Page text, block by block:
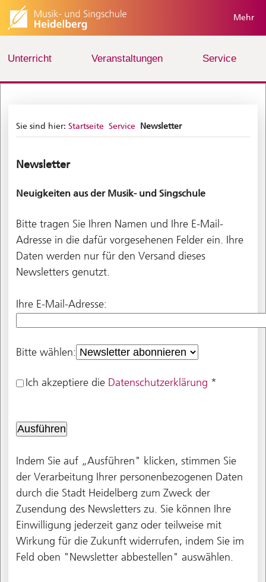
Mehr
Unterricht Veranstaltungen Service
Sie sind hier: Startseite Service Newsletter
Newsletter
Neuigkeiten aus der Musik- und Singschule
Bitte tragen Sie Ihren Namen und Ihre E-Mail-
Adresse in die dafür vorgesehenen Felder ein. Ihre
Daten werden nur für den Versand dieses
Newsletters genutzt.
Ihre E-Mail-Adresse:
Bitte wählen:
Ich akzeptiere die Datenschutzerklärung *
Indem Sie auf „Ausführen" klicken, stimmen Sie
der Verarbeitung Ihrer personenbezogenen Daten
durch die Stadt Heidelberg zum Zweck der
Zusendung des Newsletters zu. Sie können Ihre
Einwilligung jederzeit ganz oder teilweise mit
Wirkung für die Zukunft widerrufen, indem Sie im
Feld oben "Newsletter abbestellen" auswählen.